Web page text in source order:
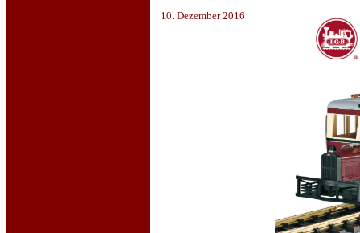
10. Dezember 2016